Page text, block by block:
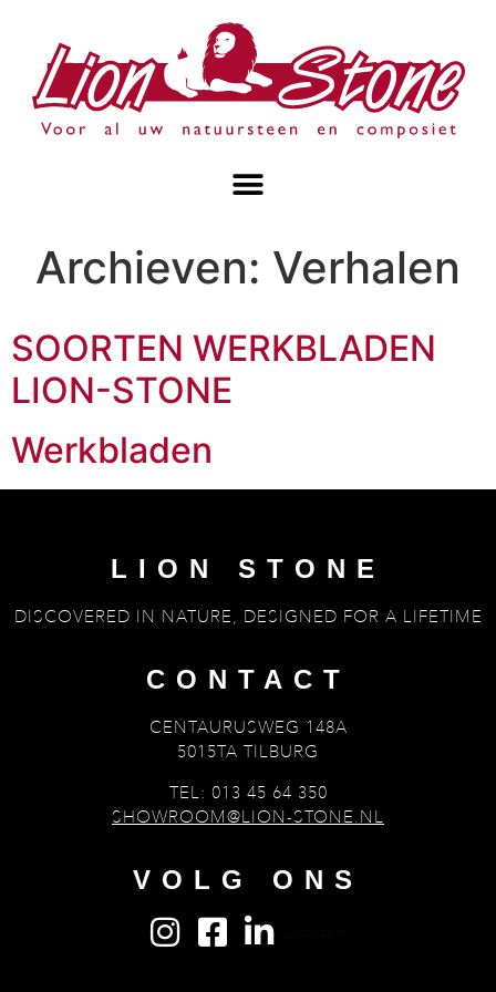
Archieven: Verhalen
SOORTEN WERKBLADEN
LION-STONE
Werkbladen
LION STONE
DISCOVERED IN NATURE, DESIGNED FOR A LIFETIME
CONTACT
CENTAURUSWEG 148A
5015TA TILBURG
TEL: 013 45 64 350
SHOWROOM@LION-STONE.NL
VOLG ONS